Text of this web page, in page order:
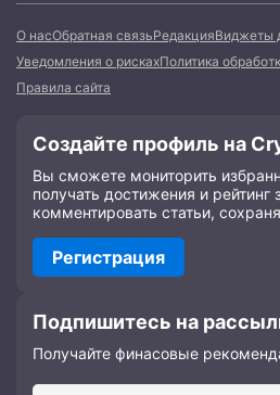
О насОбратная связьРедакцияВиджеты
Уведомления о рискахПолитика
Правила сайта
Создайте профиль на
Вы сможете мониторить
получать достижения и рейтинг
комментировать статьи,
Регистрация
Подпишитесь на
Получайте финасовые